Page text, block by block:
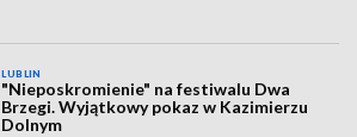
LUBLIN
"Nieposkromienie" na festiwalu Dwa
Brzegi. Wyjątkowy pokaz w Kazimierzu
Dolnym